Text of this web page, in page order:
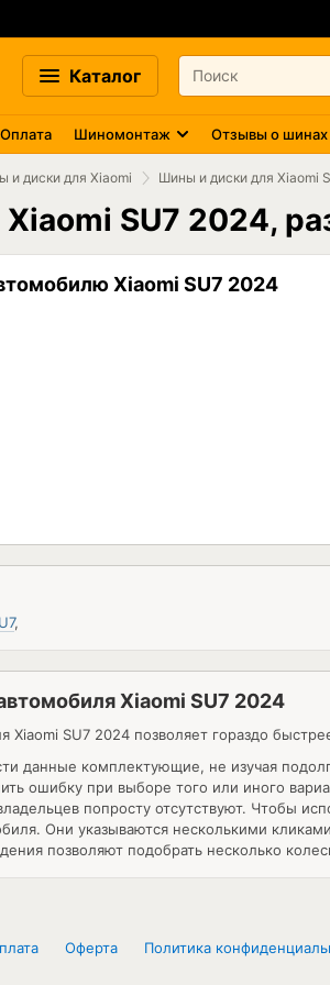
Каталог
Оплата Шиномонтаж Отзывы о шинах
и диски для Xiaomi Шины и диски для Xiaomi
SU7 2024,
Xiaomi SU7 2024
,
Xiaomi SU7 2024
Xiaomi SU7 2024 позволяет гораздо
данные комплектующие, не изучая
ошибку при выборе того или иного
попросту отсутствуют. Чтобы
Они указываются несколькими
позволяют подобрать несколько
Оферта Политика